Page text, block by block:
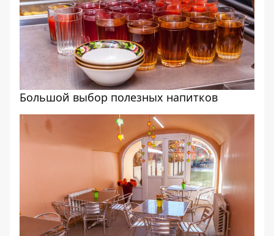
Большой выбор полезных напитков